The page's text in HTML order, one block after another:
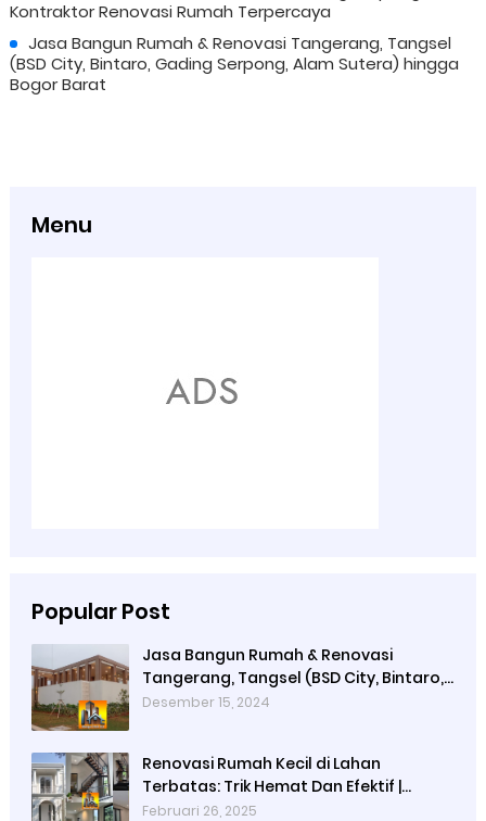
Kontraktor Renovasi Rumah Terpercaya
Jasa Bangun Rumah & Renovasi Tangerang, Tangsel
(BSD City, Bintaro, Gading Serpong, Alam Sutera) hingga
Bogor Barat
Menu
Popular Post
Jasa Bangun Rumah & Renovasi
Tangerang, Tangsel (BSD City, Bintaro,
Gading Serpong, Alam Sutera) hingga
Desember 15, 2024
Renovasi Rumah Kecil di Lahan
Terbatas: Trik Hemat Dan Efektif |
Renovasi Rumah Tangerang | Renovasi
Februari 26, 2025